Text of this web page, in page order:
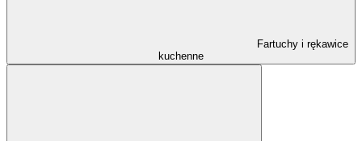
Fartuchy i rękawice
kuchenne